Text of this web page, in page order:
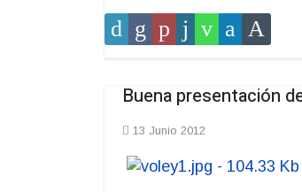
Buena presentación
13 Junio 2012